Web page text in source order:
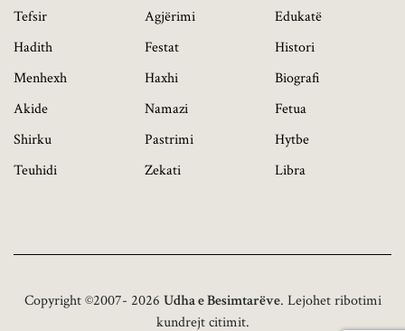
Tefsir
Hadith
Menhexh
Akide
Shirku
Teuhidi
Agjërimi
Festat
Haxhi
Namazi
Pastrimi
Zekati
Edukatë
Histori
Biografi
Fetua
Hytbe
Libra
Copyright ©2007- 2026 Udha e Besimtarëve. Lejohet ribotimi
kundrejt citimit.